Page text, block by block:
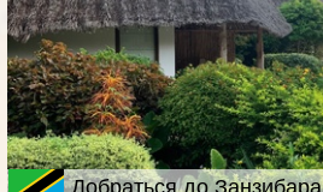
Добраться до Занзибара